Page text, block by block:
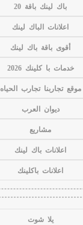
باك لينك باقة 20
اعلانات الباك لينك
أقوى باقة باك لينك
خدمات با كلينك 2026
موقع تجاربنا تجارب الحياه
ديوان العرب
مشاريع
اعلانات باك لينك
اعلانات باكلينك
يلا شوت